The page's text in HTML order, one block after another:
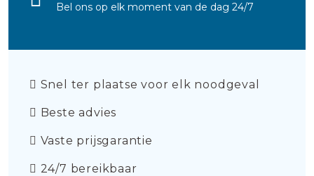
Bel ons op elk moment van de dag 24/7
Snel ter plaatse voor elk noodgeval
Beste advies
Vaste prijsgarantie
24/7 bereikbaar